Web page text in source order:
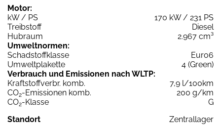
Motor:
kW / PS
170 kW / 231 PS
Treibstoff
Diesel
Hubraum
2.967 cm³
Umweltnormen:
Schadstoffklasse
Euro6
Umweltplakette
4 (Green)
Verbrauch und Emissionen nach WLTP:
Kraftstoffverbr. komb.
7,9 l/100km
CO2-Emissionen komb.
200 g/km
CO2-Klasse
G
Standort
Zentrallager